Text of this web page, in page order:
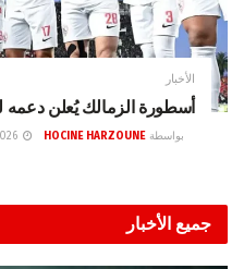
الأخبار
أسطورة الزمالك يُعلن دعمه
بواسطة HOCINE HARZOUNE
جميع الأخبار